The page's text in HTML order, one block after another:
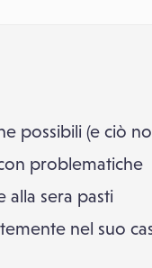
possibili (e ciò
problematiche
alla sera pasti
nel suo